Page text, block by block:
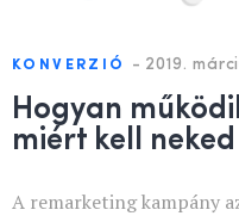
KONVERZIÓ - 2019.
Hogyan
miért kell
A remarketing kampány